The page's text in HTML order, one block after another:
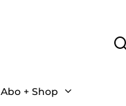
Abo + Shop